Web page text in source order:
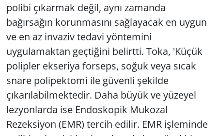
polibi çıkarmak değil, aynı zamanda
bağırsağın korunmasını sağlayacak en uygun
ve en az invaziv tedavi yöntemini
uygulamaktan geçtiğini belirtti. Toka, 'Küçük
polipler ekseriya forseps, soğuk veya sıcak
snare polipektomi ile güvenli şekilde
çıkarılabilmektedir. Daha büyük ve yüzeyel
lezyonlarda ise Endoskopik Mukozal
Rezeksiyon (EMR) tercih edilir. EMR işleminde